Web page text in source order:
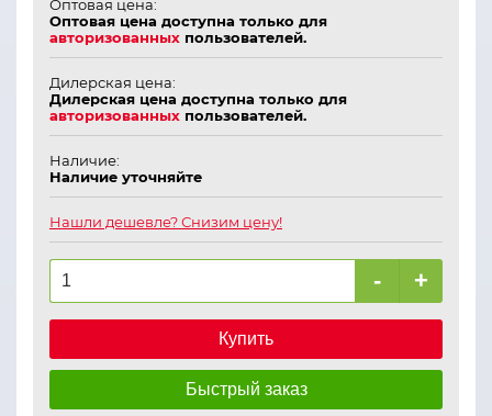
Оптовая цена:
Оптовая цена доступна только для
авторизованных пользователей.
Дилерская цена:
Дилерская цена доступна только для
авторизованных пользователей.
Наличие:
Наличие уточняйте
Нашли дешевле? Снизим цену!
- +
Купить
Быстрый заказ